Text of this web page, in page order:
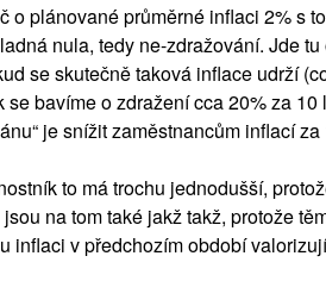
o plánované průměrné inflaci 2% s
nula, tedy ne-zdražování. Jde
se skutečně taková inflace udrží
se bavíme o zdražení cca 20% za
je snížit zaměstnancům inflací
to má trochu jednodušší,
na tom také jakž takž, protože
inflaci v předchozím období